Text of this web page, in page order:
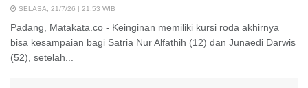
SELASA, 21/7/26 | 21:53 WIB
Padang, Matakata.co - Keinginan memiliki kursi roda akhirnya
bisa kesampaian bagi Satria Nur Alfathih (12) dan Junaedi Darwis
(52), setelah...